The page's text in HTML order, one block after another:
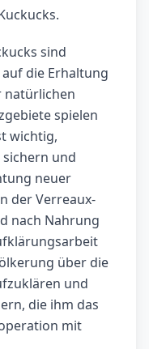
sind
die Erhaltung
natürlichen
spielen
wichtig,
und
neuer
der Verreaux-
nach Nahrung
über die
und
die ihm das
mit